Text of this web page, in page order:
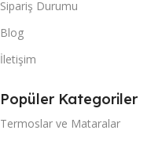
Sipariş Durumu
Blog
İletişim
Popüler Kategoriler
Termoslar ve Mataralar